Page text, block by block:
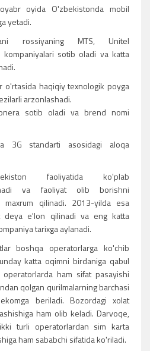
oyida O'zbekistonda mobil
yetadi.
rossiyaning MTS, Unitel
sotib oladi va katta
o'rtasida haqiqiy texnologik poyga
arzonlashadi.
sotib oladi va brend nomi
3G standarti asosidagi aloqa
faoliyatida ko'plab
va faoliyat olib borishni
maxrum qilinadi. 2013-yilda esa
deya e'lon qilinadi va eng katta
tarixga aylanadi.
boshqa operatorlarga ko'chib
katta oqimni birdaniga qabul
ham sifat pasayishi
qolgan qurilmalarning barchasi
beriladi. Bozordagi xolat
ham olib keladi. Darvoqe,
turli operatorlardan sim karta
ham sababchi sifatida ko'riladi.